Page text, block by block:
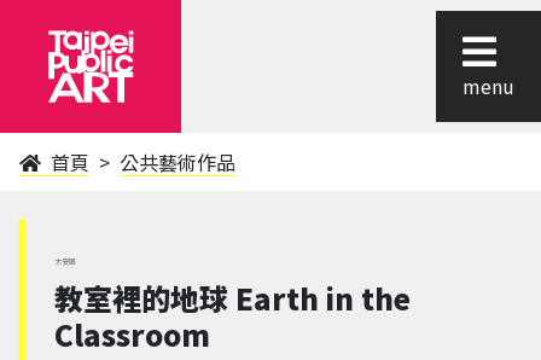
menu
首頁 公共藝術作品
大安區
教室裡的地球 Earth in the
Classroom